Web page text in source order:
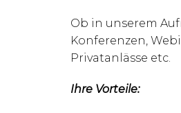
Ob in unserem
Konferenzen,
Privatanlässe etc.
Ihre Vorteile: